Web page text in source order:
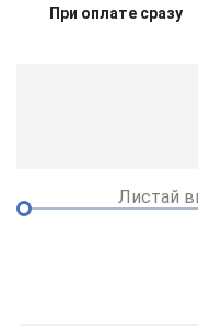
При оплате сразу
Листай